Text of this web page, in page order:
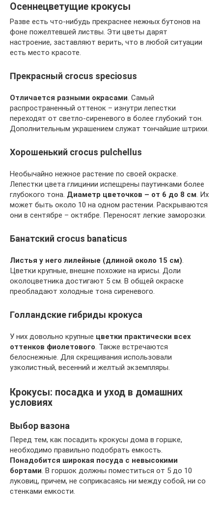
Осеннецветущие крокусы
Разве есть что-нибудь прекраснее нежных бутонов на
фоне пожелтевшей листвы. Эти цветы дарят
настроение, заставляют верить, что в любой ситуации
есть место красоте.
Прекрасный crocus speciosus
Отличается разными окрасами . Самый
распространенный оттенок – изнутри лепестки
переходят от светло-сиреневого в более глубокий тон.
Дополнительным украшением служат тончайшие штрихи.
Хорошенький crocus pulchellus
Необычайно нежное растение по своей окраске.
Лепестки цвета глицинии испещрены паутинками более
глубокого тона. Диаметр цветочков – от 6 до 8 см . Их
может быть около 10 на одном растении. Раскрываются
они в сентябре – октябре. Переносят легкие заморозки.
Банатский crocus banaticus
Листья у него лилейные (длиной около 15 см)
Цветки крупные, внешне похожие на ирисы. Доли
околоцветника достигают 5 см. В общей окраске
преобладают холодные тона сиреневого.
Голландские гибриды крокуса
У них довольно крупные цветки практически всех
оттенков фиолетового . Также встречаются
белоснежные. Для скрещивания использовали
узколистный, весенний и желтый экземпляры.
Крокусы: посадка и уход в домашних
условиях
Выбор вазона
Перед тем, как посадить крокусы дома в горшке,
необходимо правильно подобрать емкость.
Понадобится широкая посуда с невысокими
бортами. В горшок должны поместиться от 5 до 10
луковиц, причем, не соприкасаясь ни между собой, ни со
стенками емкости.